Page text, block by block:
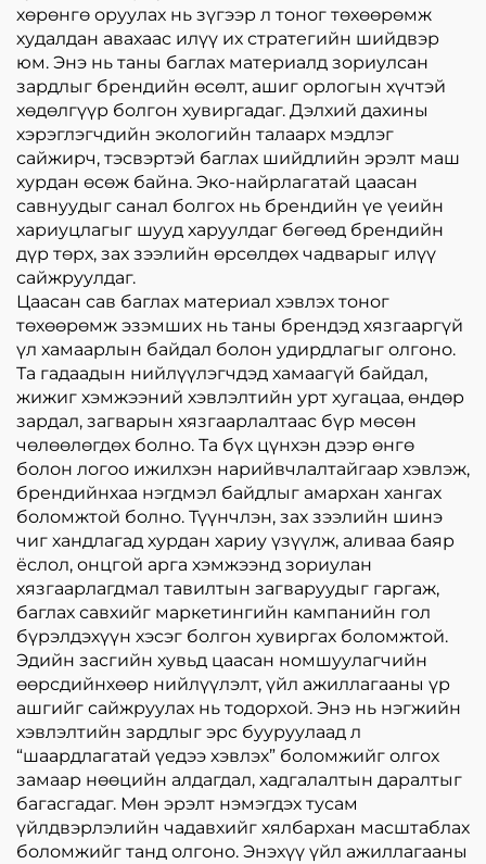
хөрөнгө оруулах нь зүгээр л тоног төхөөрөмж
худалдан авахаас илүү их стратегийн шийдвэр
юм. Энэ нь таны баглах материалд зориулсан
зардлыг брендийн өсөлт, ашиг орлогын хүчтэй
хөдөлгүүр болгон хувиргадаг. Дэлхий дахины
хэрэглэгчдийн экологийн талаарх мэдлэг
сайжирч, тэсвэртэй баглах шийдлийн эрэлт маш
хурдан өсөж байна. Эко-найрлагатай цаасан
савнуудыг санал болгох нь брендийн үе үеийн
хариуцлагыг шууд харуулдаг бөгөөд брендийн
дүр төрх, зах зээлийн өрсөлдөх чадварыг илүү
сайжруулдаг.
Цаасан сав баглах материал хэвлэх тоног
төхөөрөмж эзэмших нь таны брендэд хязгааргүй
үл хамаарлын байдал болон удирдлагыг олгоно.
Та гадаадын нийлүүлэгчдэд хамаагүй байдал,
жижиг хэмжээний хэвлэлтийн урт хугацаа, өндөр
зардал, загварын хязгаарлалтаас бүр мөсөн
чөлөөлөгдөх болно. Та бүх цүнхэн дээр өнгө
болон логоо ижилхэн нарийвчлалтайгаар хэвлэж,
брендийнхаа нэгдмэл байдлыг амархан хангах
боломжтой болно. Түүнчлэн, зах зээлийн шинэ
чиг хандлагад хурдан хариу үзүүлж, аливаа баяр
ёслол, онцгой арга хэмжээнд зориулан
хязгаарлагдмал тавилтын загваруудыг гаргаж,
баглах савхийг маркетингийн кампанийн гол
бүрэлдэхүүн хэсэг болгон хувиргах боломжтой.
Эдийн засгийн хувьд цаасан номшуулагчийн
өөрсдийнхөөр нийлүүлэлт, үйл ажиллагааны үр
ашгийг сайжруулах нь тодорхой. Энэ нь нэгжийн
хэвлэлтийн зардлыг эрс бууруулаад л
“шаардлагатай үедээ хэвлэх” боломжийг олгох
замаар нөөцийн алдагдал, хадгалалтын даралтыг
багасгадаг. Мөн эрэлт нэмэгдэх тусам
үйлдвэрлэлийн чадавхийг хялбархан масштаблах
боломжийг танд олгоно. Энэхүү үйл ажиллагааны